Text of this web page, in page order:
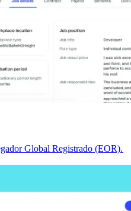
Global Registrado (EOR).​​